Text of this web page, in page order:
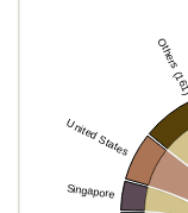
Singapore
United States
Others (161)